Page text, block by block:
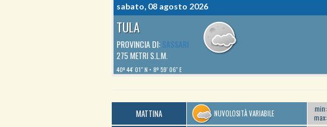
sabato, 08 agosto 2026
TULA
PROVINCIA DI:SASSARI
275 METRI S.L.M.
40º 44′ 01″ N 8º 59′ 06″ E
MATTINA NUVOLOSITÀ VARIABILE min:
max: